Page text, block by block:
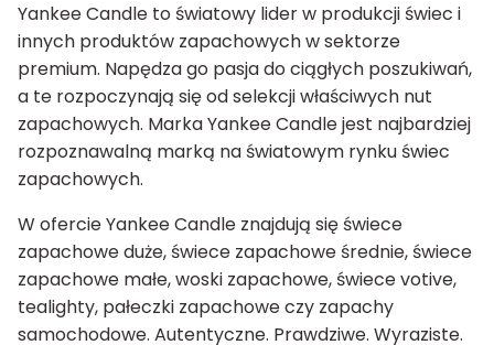
Yankee Candle to światowy lider w produkcji świec i
innych produktów zapachowych w sektorze
premium. Napędza go pasja do ciągłych poszukiwań,
a te rozpoczynają się od selekcji właściwych nut
zapachowych. Marka Yankee Candle jest najbardziej
rozpoznawalną marką na światowym rynku świec
zapachowych.
W ofercie Yankee Candle znajdują się świece
zapachowe duże, świece zapachowe średnie, świece
zapachowe małe, woski zapachowe, świece votive,
tealighty, pałeczki zapachowe czy zapachy
samochodowe. Autentyczne. Prawdziwe. Wyraziste.